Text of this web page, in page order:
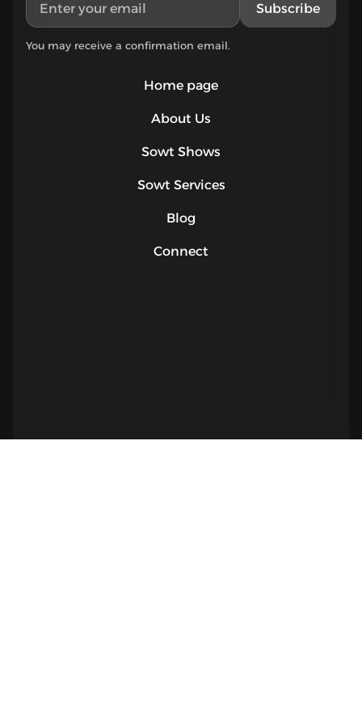
Home page
About Us
Sowt Shows
Sowt Services
Blog
Connect
Subscribe
You may receive a confirmation email.